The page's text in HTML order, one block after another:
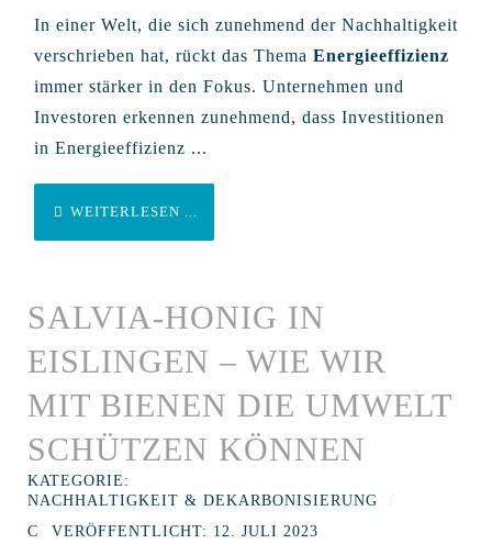
In einer Welt, die sich zunehmend der Nachhaltigkeit
verschrieben hat, rückt das Thema Energieeffizienz
immer stärker in den Fokus. Unternehmen und
Investoren erkennen zunehmend, dass Investitionen
in Energieeffizienz ...
WEITERLESEN ...
SALVIA-HONIG IN
EISLINGEN – WIE WIR
MIT BIENEN DIE UMWELT
SCHÜTZEN KÖNNEN
KATEGORIE:
NACHHALTIGKEIT & DEKARBONISIERUNG
VERÖFFENTLICHT: 12. JULI 2023